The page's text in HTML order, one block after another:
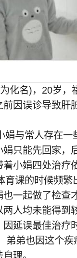
化名)，20岁，
因误诊导致肝
娟与常人存在
只能先回家，
小娟四处治疗
育课的时候频
一起做了检查
人均未能得到
延误最佳治疗
弟弟也因这个
理。